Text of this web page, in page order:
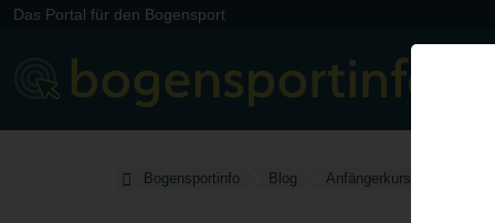
Das Portal für den Bogensport
Bogensportinfo Blog Anfängerkurs